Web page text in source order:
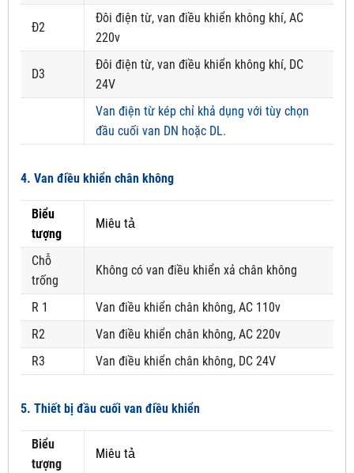
Đ2
Đôi điện từ, van điều khiển không khí, AC
220v
D3
Đôi điện từ, van điều khiển không khí, DC
24V
Van điện từ kép chỉ khả dụng với tùy chọn
đầu cuối van DN hoặc DL.
4. Van điều khiển chân không
Biểu
tượng
Miêu tả
Chỗ
trống
Không có van điều khiển xả chân không
R 1
Van điều khiển chân không, AC 110v
R2
Van điều khiển chân không, AC 220v
R3
Van điều khiển chân không, DC 24V
5. Thiết bị đầu cuối van điều khiển
Biểu
tượng
Miêu tả